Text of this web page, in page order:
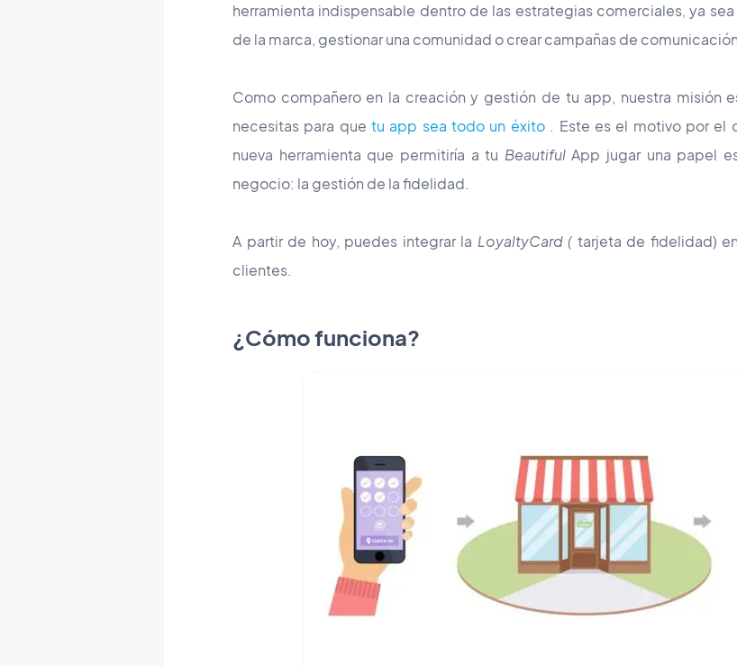
herramienta indispensable dentro de las estrategias comerciales, ya
de la marca, gestionar una comunidad o crear campañas de
Como compañero en la creación y gestión de tu app, nuestra misión
necesitas para quetu app sea todo un éxito. Este es el motivo por el
nueva herramienta que permitiría a tu BeautifulApp jugar una papel
negocio: la gestión de la fidelidad.
A partir de hoy, puedes integrar la LoyaltyCard ( tarjeta de fidelidad)
clientes.
¿Cómo funciona?